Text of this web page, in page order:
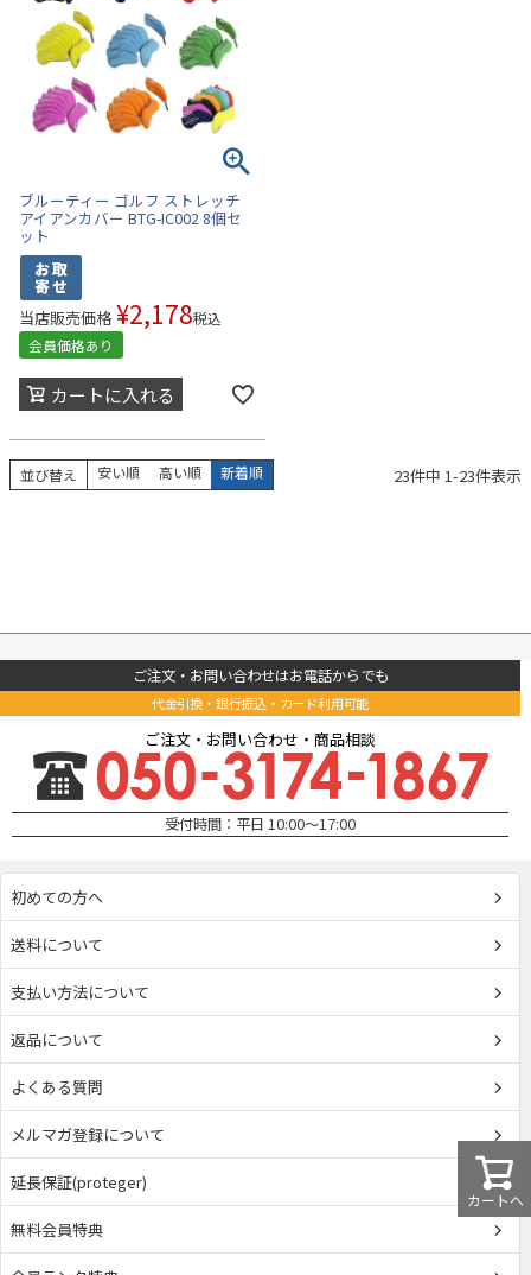
ブルーティー ゴルフ ストレッチ
アイアンカバー BTG-IC002 8個セ
ット
当店販売価格 ¥2,178税込
会員価格あり
カートに入れる
並び替え 安い順 高い順 新着順 23件中 1-23件表示
カートへ
ご注文・お問い合わせはお電話からでも
代金引換・銀行振込・カード利用可能
ご注文・お問い合わせ・商品相談
受付時間：平日 10:00～17:00
初めての方へ
送料について
支払い方法について
返品について
よくある質問
メルマガ登録について
延長保証(proteger)
無料会員特典